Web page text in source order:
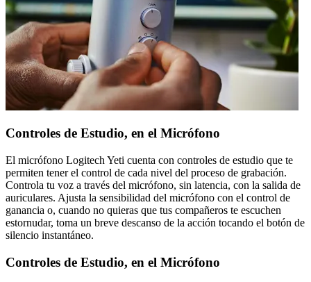
Controles de Estudio, en el Micrófono
El micrófono Logitech Yeti cuenta con controles de estudio que te
permiten tener el control de cada nivel del proceso de grabación.
Controla tu voz a través del micrófono, sin latencia, con la salida de
auriculares. Ajusta la sensibilidad del micrófono con el control de
ganancia o, cuando no quieras que tus compañeros te escuchen
estornudar, toma un breve descanso de la acción tocando el botón de
silencio instantáneo.
Controles de Estudio, en el Micrófono